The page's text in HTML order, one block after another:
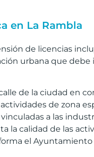
en La Rambla
de licencias
urbana que debe
de la ciudad en
de zona
a las
la calidad de las
el Ayuntamiento